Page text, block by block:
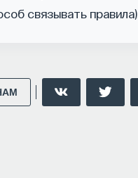
связывать правила).